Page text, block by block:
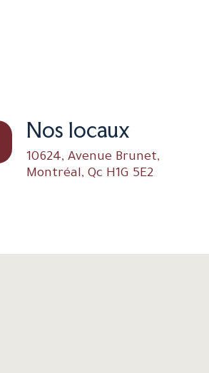
Nos locaux
10624, Avenue Brunet,
Montréal, Qc H1G 5E2